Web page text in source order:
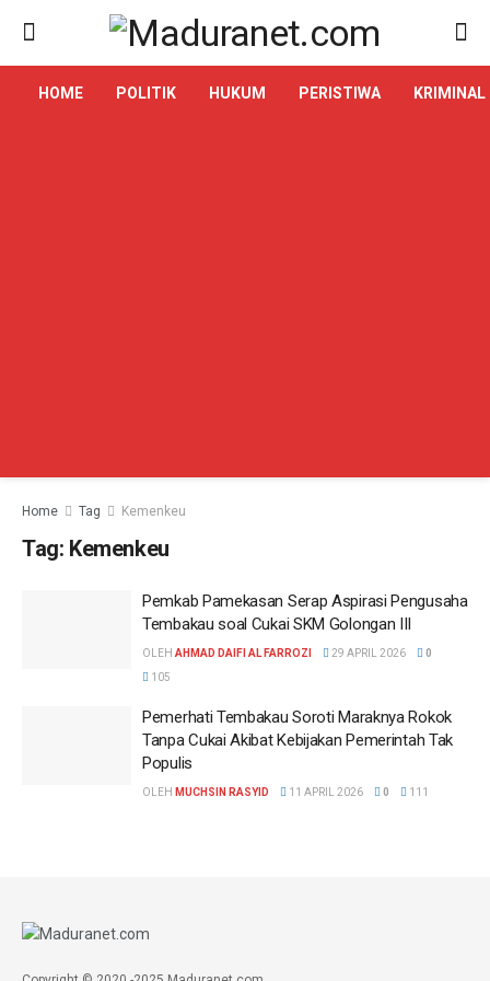
HOME POLITIK HUKUM PERISTIWA KRIMINAL
Home Tag Kemenkeu
Tag: Kemenkeu
Pemkab Pamekasan Serap Aspirasi Pengusaha
Tembakau soal Cukai SKM Golongan III
OLEH AHMAD DAIFI AL FARROZI 29 APRIL 2026
0
105
Pemerhati Tembakau Soroti Maraknya Rokok
Tanpa Cukai Akibat Kebijakan Pemerintah Tak
Populis
OLEH MUCHSIN RASYID 11 APRIL 2026 0 111